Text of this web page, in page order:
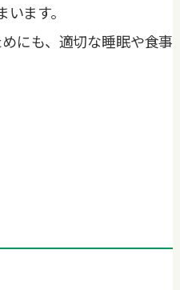
ます。
にも、適切な睡眠や食事